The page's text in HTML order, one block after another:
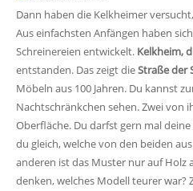
Dann haben die Kelkheimer
Aus einfachsten Anfängen haben
Schreinereien entwickelt. Kelkheim,
entstanden. Das zeigt dieStraße der
Möbeln aus 100 Jahren. Du kannst
Nachtschränkchen sehen. Zwei von
Oberfläche. Du darfst gern mal
du gleich, welche von den beiden
anderen ist das Muster nur auf Holz
denken, welches Modell teurer war?